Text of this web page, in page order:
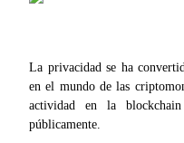
La privacidad se ha
en el mundo de las
actividad en la
públicamente.